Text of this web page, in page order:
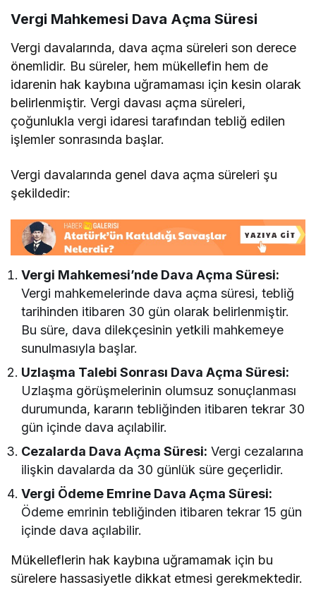
Vergi Mahkemesi Dava Açma Süresi
Vergi davalarında, dava açma süreleri son derece
önemlidir. Bu süreler, hem mükellefin hem de
idarenin hak kaybına uğramaması için kesin olarak
belirlenmiştir. Vergi davası açma süreleri,
çoğunlukla vergi idaresi tarafından tebliğ edilen
işlemler sonrasında başlar.
Vergi davalarında genel dava açma süreleri şu
şekildedir:
Vergi Mahkemesi’nde Dava Açma Süresi:
Vergi mahkemelerinde dava açma süresi, tebliğ
tarihinden itibaren 30 gün olarak belirlenmiştir.
Bu süre, dava dilekçesinin yetkili mahkemeye
sunulmasıyla başlar.
Uzlaşma Talebi Sonrası Dava Açma Süresi:
Uzlaşma görüşmelerinin olumsuz sonuçlanması
durumunda, kararın tebliğinden itibaren tekrar 30
gün içinde dava açılabilir.
Cezalarda Dava Açma Süresi: Vergi cezalarına
ilişkin davalarda da 30 günlük süre geçerlidir.
Vergi Ödeme Emrine Dava Açma Süresi:
Ödeme emrinin tebliğinden itibaren tekrar 15 gün
içinde dava açılabilir.
Mükelleflerin hak kaybına uğramamak için bu
sürelere hassasiyetle dikkat etmesi gerekmektedir.